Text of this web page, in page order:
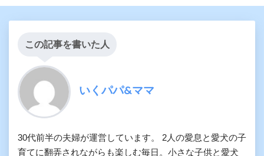
この記事を書いた人
いくパパ&ママ
30代前半の夫婦が運営しています。 2人の愛息と愛犬の子
育てに翻弄されながらも楽しむ毎日。小さな子供と愛犬